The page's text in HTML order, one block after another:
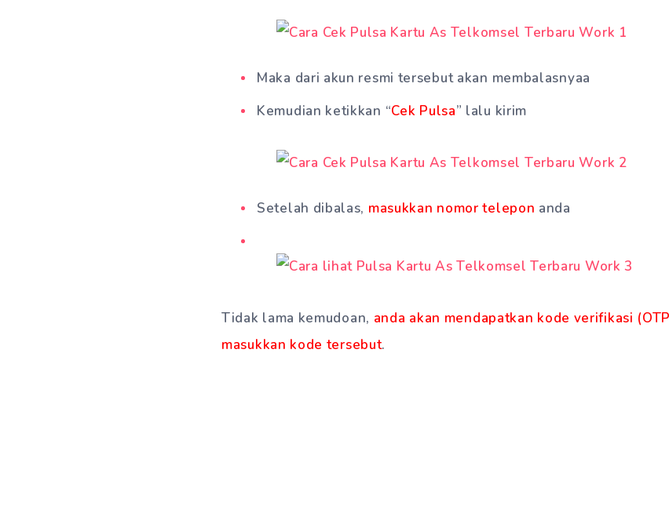
Maka dari akun resmi tersebut akan membalasnyaa
Kemudian ketikkan “Cek Pulsa” lalu kirim
Setelah dibalas, masukkan nomor telepon anda
Tidak lama kemudoan, anda akan mendapatkan kode verifikasi
masukkan kode tersebut.